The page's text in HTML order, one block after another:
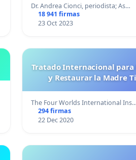
Dr. Andrea Cionci, periodista; As…
18 941 firmas
23 Oct 2023
Tratado Internacional para
y Restaurar la Madre
The Four Worlds International Ins…
294 firmas
22 Dec 2020